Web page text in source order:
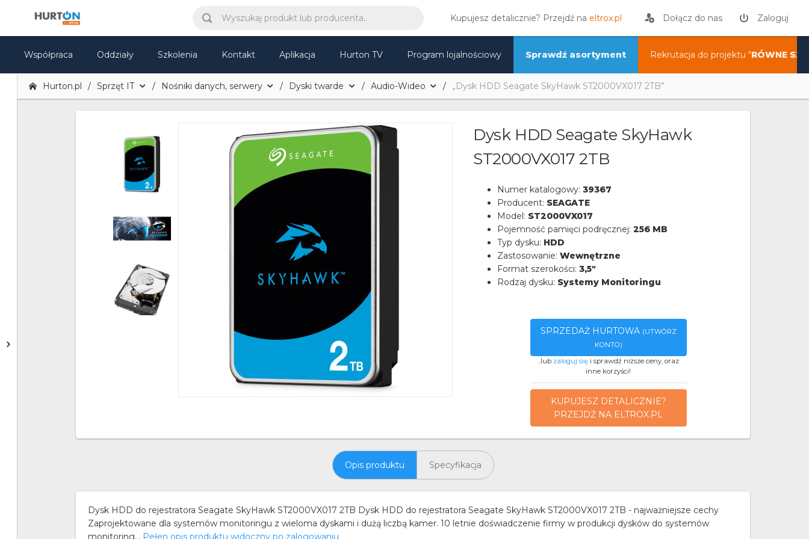
Kupujesz detalicznie? Przejdź na eltrox.pl Dołącz do nas Zaloguj
Współpraca Oddziały Szkolenia Kontakt Aplikacja Hurton TV Program lojalnościowy Sprawdź asortyment Rekrutacja do projektu "RÓWNE
Hurton.pl Sprzęt IT Nośniki danych, serwery Dyski twarde Audio-Wideo „Dysk HDD Seagate SkyHawk ST2000VX017 2TB”
Dysk HDD Seagate SkyHawk
ST2000VX017 2TB
Numer katalogowy: 39367
Producent: SEAGATE
Model: ST2000VX017
Pojemność pamięci podręcznej: 256 MB
Typ dysku: HDD
Zastosowanie: Wewnętrzne
Format szerokości: 3,5"
Rodzaj dysku: Systemy Monitoringu
SPRZEDAŻ HURTOWA (UTWÓRZ
KONTO)
..lub zaloguj sięi sprawdź niższe ceny, oraz
inne korzyści!
KUPUJESZ DETALICZNIE?
PRZEJDŹ NA ELTROX.PL
Opis produktu Specyfikacja
Dysk HDD do rejestratora Seagate SkyHawk ST2000VX017 2TB Dysk HDD do rejestratora Seagate SkyHawk ST2000VX017 2TB - najważniejsze cechy
Zaprojektowane dla systemów monitoringu z wieloma dyskami i dużą liczbą kamer. 10 letnie doświadczenie firmy w produkcji dysków do systemów
monitoring... Pełen opis produktu widoczny po zalogowaniu